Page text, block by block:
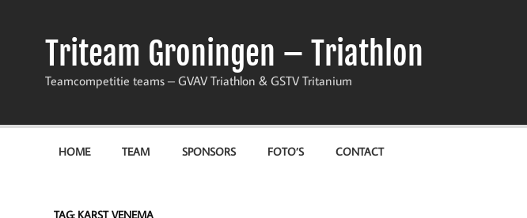
Triteam Groningen – Triathlon
Teamcompetitie teams – GVAV Triathlon & GSTV Tritanium
HOME TEAM SPONSORS FOTO’S CONTACT
TAG: KARST VENEMA